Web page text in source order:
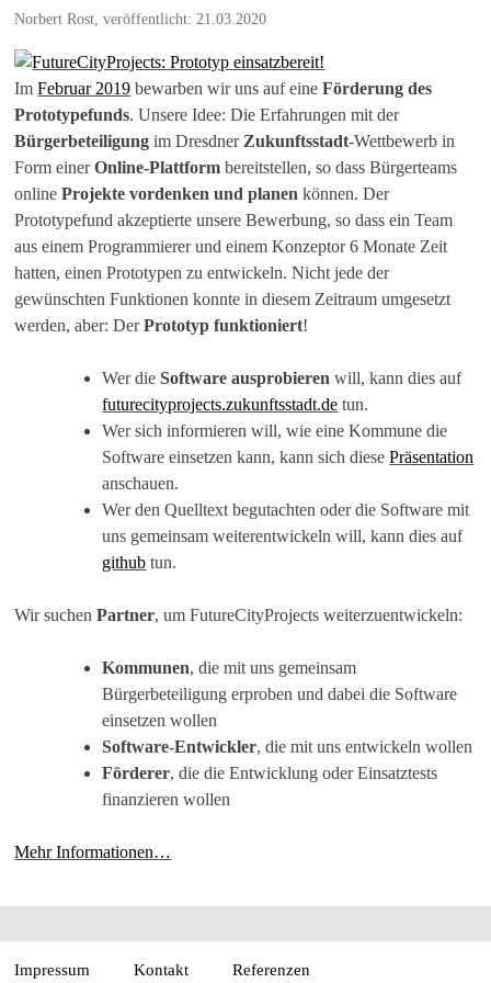
Norbert Rost, veröffentlicht: 21.03.2020
ImFebruar 2019 bewarben wir uns auf eineFörderung des
Prototypefunds. Unsere Idee: Die Erfahrungen mit der
Bürgerbeteiligung im Dresdner Zukunftsstadt-Wettbewerb in
Form einerOnline-Plattformbereitstellen, so dass Bürgerteams
onlineProjekte vordenken und planen können. Der
Prototypefund akzeptierte unsere Bewerbung, so dass ein Team
aus einem Programmierer und einem Konzeptor 6 Monate Zeit
hatten, einen Prototypen zu entwickeln. Nicht jede der
gewünschten Funktionen konnte in diesem Zeitraum umgesetzt
werden, aber: DerPrototyp funktioniert!
Wer dieSoftware ausprobieren will, kann dies auf
futurecityprojects.zukunftsstadt.de tun.
Wer sich informieren will, wie eine Kommune die
Software einsetzen kann, kann sich diesePräsentation
anschauen.
Wer den Quelltext begutachten oder die Software mit
uns gemeinsam weiterentwickeln will, kann dies auf
github tun.
Wir suchenPartner, um FutureCityProjects weiterzuentwickeln:
Kommunen, die mit uns gemeinsam
Bürgerbeteiligung erproben und dabei die Software
einsetzen wollen
Software-Entwickler, die mit uns entwickeln wollen
Förderer, die die Entwicklung oder Einsatztests
finanzieren wollen
Mehr Informationen…
Impressum Kontakt Referenzen